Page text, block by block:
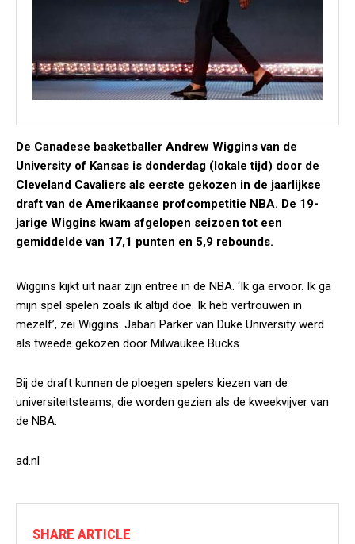
De Canadese basketballer Andrew Wiggins van de
University of Kansas is donderdag (lokale tijd) door de
Cleveland Cavaliers als eerste gekozen in de jaarlijkse
draft van de Amerikaanse profcompetitie NBA. De 19-
jarige Wiggins kwam afgelopen seizoen tot een
gemiddelde van 17,1 punten en 5,9 rebounds.
Wiggins kijkt uit naar zijn entree in de NBA. ‘Ik ga ervoor. Ik ga
mijn spel spelen zoals ik altijd doe. Ik heb vertrouwen in
mezelf’, zei Wiggins. Jabari Parker van Duke University werd
als tweede gekozen door Milwaukee Bucks.
Bij de draft kunnen de ploegen spelers kiezen van de
universiteitsteams, die worden gezien als de kweekvijver van
de NBA.
ad.nl
SHARE ARTICLE